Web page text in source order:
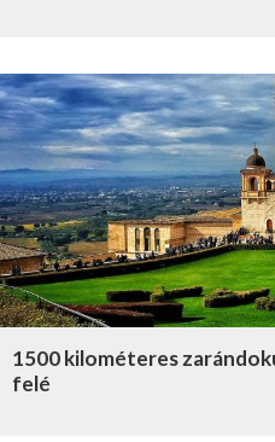
1500 kilométeres
felé